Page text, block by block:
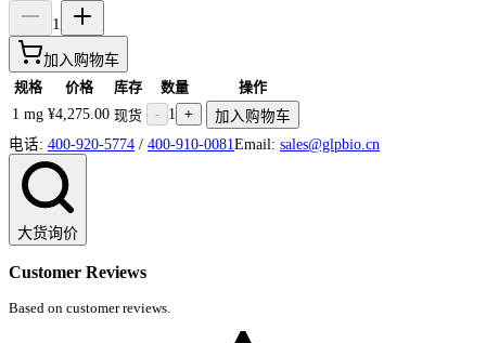
1
加入购物车
规格 价格 库存 数量
操作
1 mg ¥4,275.00 现货 - 1 +
加入购物车
电话: 400-920-5774 / 400-910-0081 Email: sales@glpbio.cn
大货询价
Customer Reviews
Based on customer reviews.